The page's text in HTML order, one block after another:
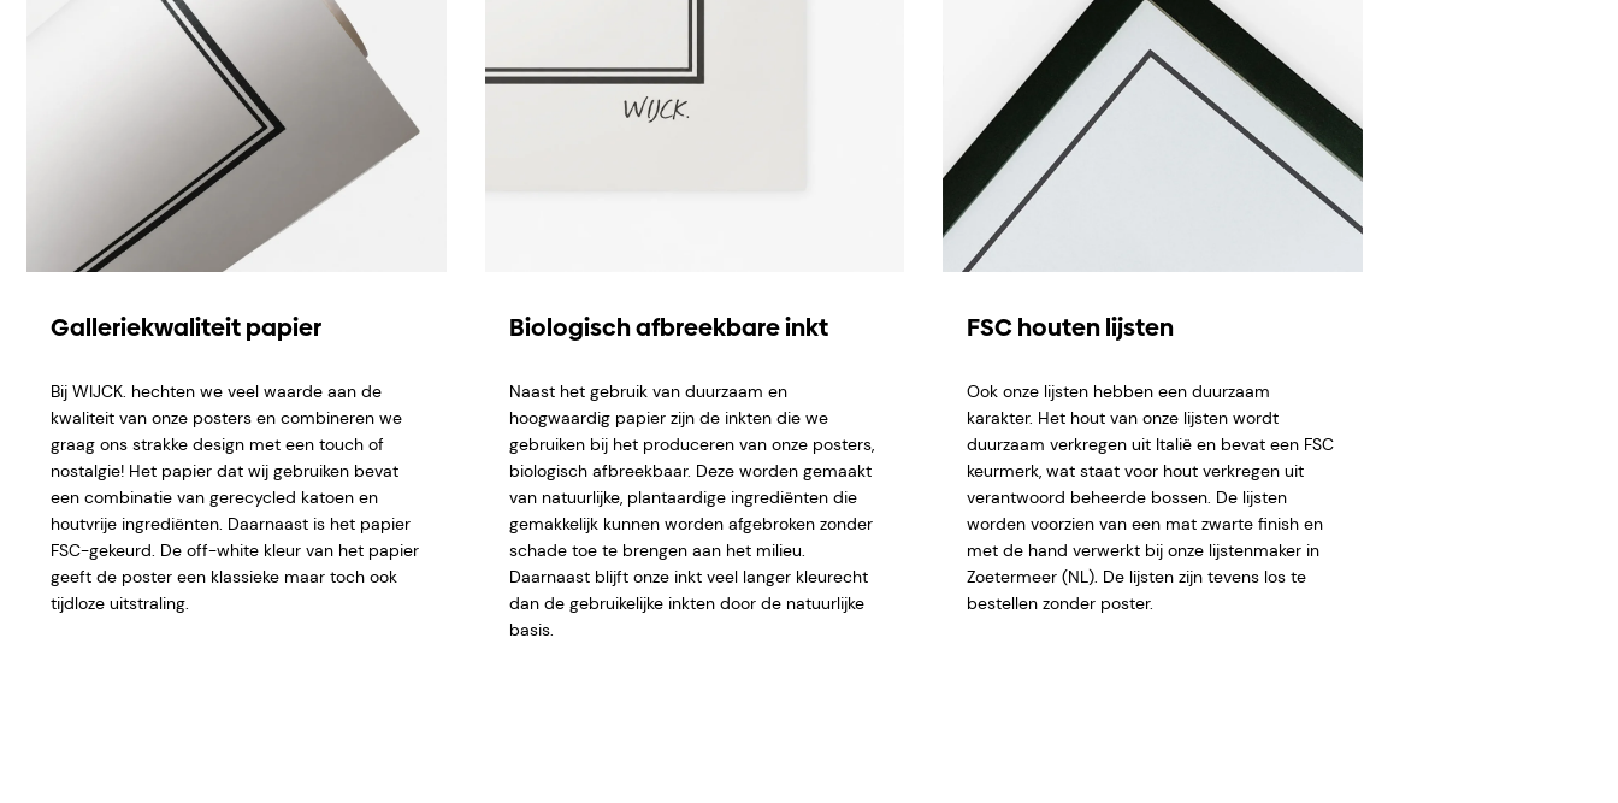
Galleriekwaliteit papier
Bij WIJCK. hechten we veel waarde aan de
kwaliteit van onze posters en combineren we
graag ons strakke design met een touch of
nostalgie! Het papier dat wij gebruiken bevat
een combinatie van gerecycled katoen en
houtvrije ingrediënten. Daarnaast is het papier
FSC-gekeurd. De off-white kleur van het papier
geeft de poster een klassieke maar toch ook
tijdloze uitstraling.
Biologisch afbreekbare inkt
Naast het gebruik van duurzaam en
hoogwaardig papier zijn de inkten die we
gebruiken bij het produceren van onze posters,
biologisch afbreekbaar. Deze worden gemaakt
van natuurlijke, plantaardige ingrediënten die
gemakkelijk kunnen worden afgebroken zonder
schade toe te brengen aan het milieu.
Daarnaast blijft onze inkt veel langer kleurecht
dan de gebruikelijke inkten door de natuurlijke
basis.
FSC houten lijsten
Ook onze lijsten hebben een duurzaam
karakter. Het hout van onze lijsten wordt
duurzaam verkregen uit Italië en bevat een FSC
keurmerk, wat staat voor hout verkregen uit
verantwoord beheerde bossen. De lijsten
worden voorzien van een mat zwarte finish en
met de hand verwerkt bij onze lijstenmaker in
Zoetermeer (NL). De lijsten zijn tevens los te
bestellen zonder poster.